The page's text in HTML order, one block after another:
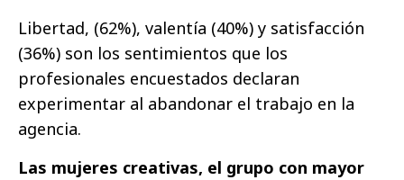
Libertad, (62%), valentía (40%) y satisfacción
(36%) son los sentimientos que los
profesionales encuestados declaran
experimentar al abandonar el trabajo en la
agencia.
Las mujeres creativas, el grupo con mayor